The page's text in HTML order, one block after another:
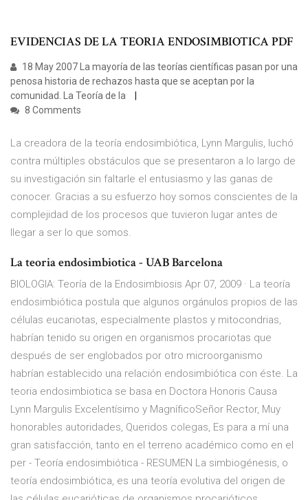
EVIDENCIAS DE LA TEORIA ENDOSIMBIOTICA PDF
18 May 2007 La mayoría de las teorías científicas pasan por una
penosa historia de rechazos hasta que se aceptan por la
comunidad. La Teoría de la
8 Comments
La creadora de la teoría endosimbiótica, Lynn Margulis, luchó
contra múltiples obstáculos que se presentaron a lo largo de
su investigación sin faltarle el entusiasmo y las ganas de
conocer. Gracias a su esfuerzo hoy somos conscientes de la
complejidad de los procesos que tuvieron lugar antes de
llegar a ser lo que somos.
La teoria endosimbiotica - UAB Barcelona
BIOLOGIA: Teoría de la Endosimbiosis Apr 07, 2009 · La teoría
endosimbiótica postula que algunos orgánulos propios de las
células eucariotas, especialmente plastos y mitocondrias,
habrían tenido su origen en organismos procariotas que
después de ser englobados por otro microorganismo
habrían establecido una relación endosimbiótica con éste. La
teoria endosimbiotica se basa en Doctora Honoris Causa
Lynn Margulis Excelentísimo y MagníficoSeñor Rector, Muy
honorables autoridades, Queridos colegas, Es para a mí una
gran satisfacción, tanto en el terreno académico como en el
per - Teoría endosimbiótica - RESUMEN La simbiogénesis, o
teoría endosimbiótica, es una teoría evolutiva del origen de